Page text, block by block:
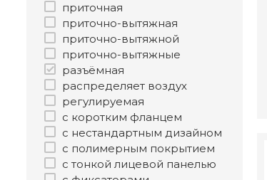
приточная
приточно-вытяжная
приточно-вытяжной
приточно-вытяжные
разъёмная
распределяет воздух
регулируемая
с коротким фланцем
с нестандартным дизайном
с полимерным покрытием
с тонкой лицевой панелью